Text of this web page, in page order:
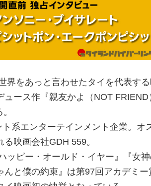
界をあっと言わせたタイを代表す
ース作『親友かよ（NOT FRIEND
系エンターテインメント企業。オ
映画会社GDH 559。
ッピー・オールド・イヤー』『女
と僕の約束』は第97回アカデミー